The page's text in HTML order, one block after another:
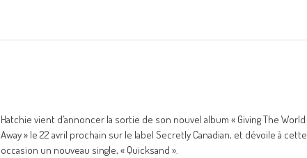
Hatchie vient d’annoncer la sortie de son nouvel album « Giving The World
Away » le 22 avril prochain sur le label Secretly Canadian, et dévoile à cette
occasion un nouveau single, « Quicksand ».